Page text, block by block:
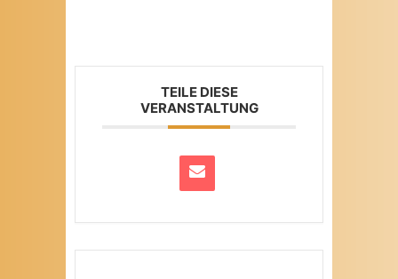
TEILE DIESE
VERANSTALTUNG